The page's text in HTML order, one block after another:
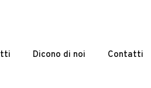
Dicono di noi Contatti